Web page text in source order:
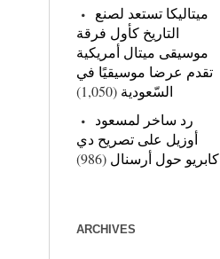
ميتاليكا تستعد لصنع
التاريخ كأول فرقة
موسيقى ميتال أمريكية
تقدم عرضا موسيقيًا في
السّعودية (1,050)
رد ساخر لمسعود
أوزيل على تصريح دي
كابريو حول أرسنال (986)
ARCHIVES